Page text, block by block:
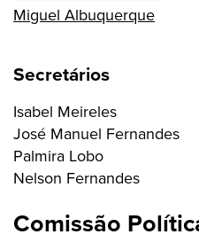
Miguel Albuquerque
Secretários
Isabel Meireles
José Manuel Fernandes
Palmira Lobo
Nelson Fernandes
Comissão